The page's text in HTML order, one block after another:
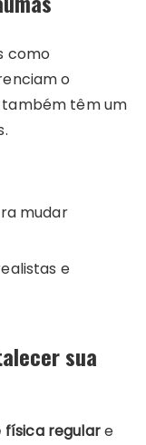
como
o
também têm um
mudar
e
sua
física regulare